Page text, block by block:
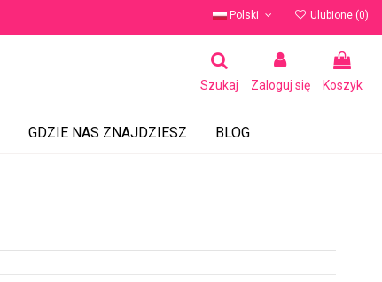
Polski Ulubione (0)
Szukaj Zaloguj się Koszyk
GDZIE NAS ZNAJDZIESZ BLOG